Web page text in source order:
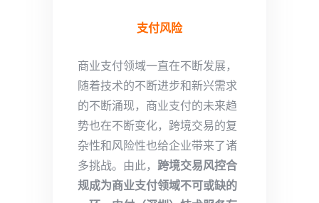
支付风险
商业支付领域一直在不断发展，
随着技术的不断进步和新兴需求
的不断涌现，商业支付的未来趋
势也在不断变化，跨境交易的复
杂性和风险性也给企业带来了诸
多挑战。由此， 跨境交易风控合
规成为商业支付领域不可或缺的